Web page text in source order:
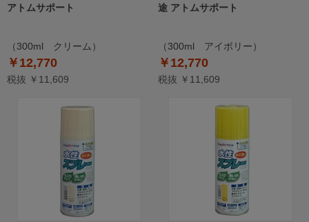
アトムサポート
（300ml クリーム）
￥12,770
税抜 ￥11,609
途 アトムサポート
（300ml アイボリー）
￥12,770
税抜 ￥11,609